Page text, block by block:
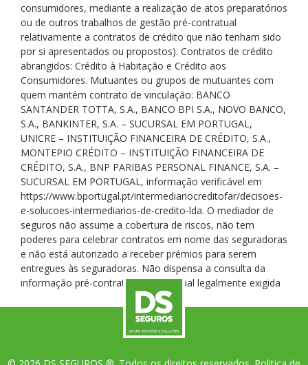
consumidores, mediante a realização de atos preparatórios
ou de outros trabalhos de gestão pré-contratual
relativamente a contratos de crédito que não tenham sido
por si apresentados ou propostos). Contratos de crédito
abrangidos: Crédito à Habitação e Crédito aos
Consumidores. Mutuantes ou grupos de mutuantes com
quem mantém contrato de vinculação: BANCO
SANTANDER TOTTA, S.A., BANCO BPI S.A., NOVO BANCO,
S.A., BANKINTER, S.A. – SUCURSAL EM PORTUGAL,
UNICRE – INSTITUIÇÃO FINANCEIRA DE CRÉDITO, S.A.,
MONTEPIO CRÉDITO – INSTITUIÇÃO FINANCEIRA DE
CRÉDITO, S.A., BNP PARIBAS PERSONAL FINANCE, S.A. –
SUCURSAL EM PORTUGAL, informação verificável em
https://www.bportugal.pt/intermediariocreditofar/decisoes-
e-solucoes-intermediarios-de-credito-lda. O mediador de
seguros não assume a cobertura de riscos, não tem
poderes para celebrar contratos em nome das seguradoras
e não está autorizado a receber prémios para serem
entregues às seguradoras. Não dispensa a consulta da
informação pré-contratual e contratual legalmente exigida